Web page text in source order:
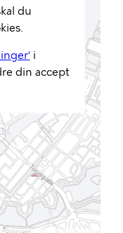
du
i
din accept